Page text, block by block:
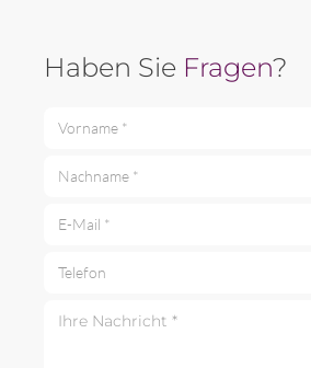
Haben Sie Fragen?